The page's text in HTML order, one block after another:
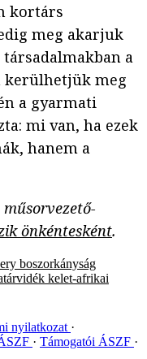
kortárs
meg akarjuk
a
kerülhetjük meg
a gyarmati
mi van, ha ezek
hanem a
önkéntesként.
boszorkányság
kelet-afrikai
nyilatkozat
Támogatói ÁSZF